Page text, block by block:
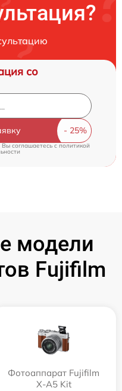
со
соглашаетесь c политикой
модели
Fujifilm
Фотоаппарат Fujifilm
X-A5 Kit